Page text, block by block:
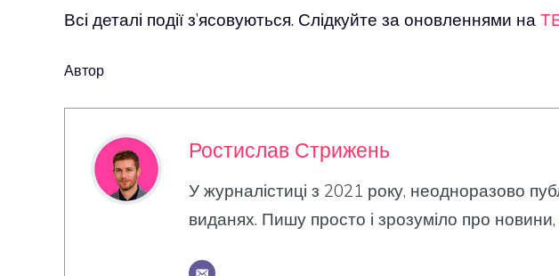
Всі деталі події з’ясовуються. Слідкуйте за оновленнями на
Автор
Ростислав Стрижень
У журналістиці з 2021 року, неодноразово
виданях. Пишу просто і зрозуміло про новини,